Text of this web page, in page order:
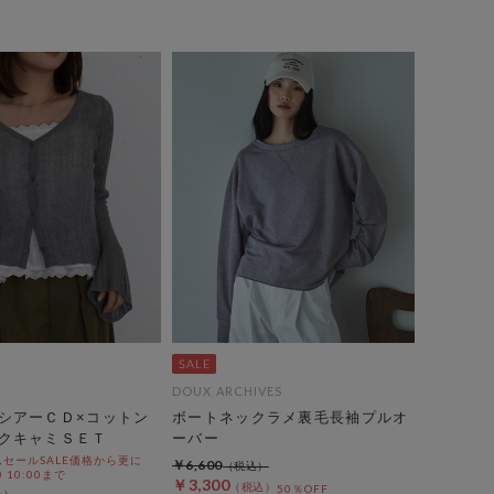
アーＣＤ×コットン
キャミＳＥＴ
ールSALE価格から更に
10:00まで
DOUX ARCHIVES
ボートネックラメ裏毛長袖プルオ
ーバー
￥3,300 50％OFF
￥6,600